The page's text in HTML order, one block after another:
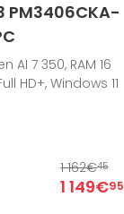
PM3406CKA-
AI 7 350, RAM 16
HD+, Windows 11
1 162€45
1 149€95